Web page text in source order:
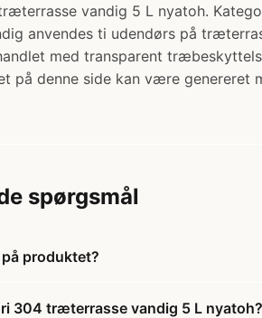
vandig 5 L nyatoh.
anvendes ti udendørs på
med transparent
på denne side kan være genereret
spørgsmål
produktet?
304 træterrasse vandig 5 L nyatoh?